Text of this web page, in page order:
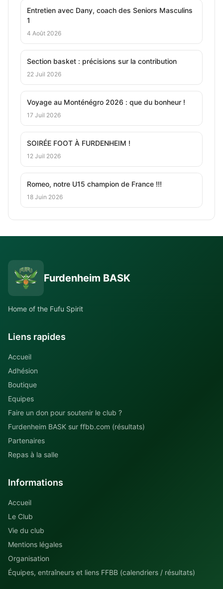
Entretien avec Dany, coach des Seniors Masculins
1
4 Août 2026
Section basket : précisions sur la contribution
22 Juil 2026
Voyage au Monténégro 2026 : que du bonheur !
17 Juil 2026
SOIRÉE FOOT À FURDENHEIM !
12 Juil 2026
Romeo, notre U15 champion de France !!!
18 Juin 2026
Furdenheim BASK
Home of the Fufu Spirit
Liens rapides
Accueil
Adhésion
Boutique
Equipes
Faire un don pour soutenir le club ?
Furdenheim BASK sur ffbb.com (résultats)
Partenaires
Repas à la salle
Informations
Accueil
Le Club
Vie du club
Mentions légales
Organisation
Équipes, entraîneurs et liens FFBB (calendriers / résultats)